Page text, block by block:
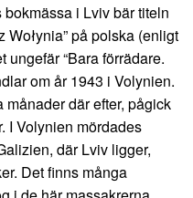
i Lviv bär titeln
på polska (enligt
“Bara förrädare.
om år 1943 i Volynien.
där efter, pågick
I Volynien mördades
där Lviv ligger,
Det finns många